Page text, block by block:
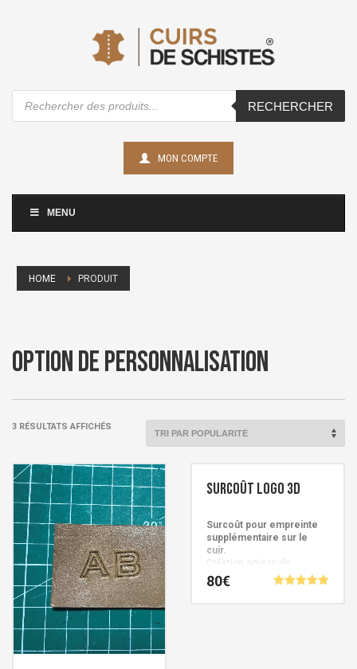
Recherche
de
produits
RECHERCHER
MON COMPTE
MENU
HOME PRODUIT
Option de personnalisation
3 RÉSULTATS AFFICHÉS
Surcoût logo 3D
Surcoût pour empreinte
supplémentaire sur le
cuir.
Création artisanale
Française signée Cuirs de
Schistes. Personnalisez
80€